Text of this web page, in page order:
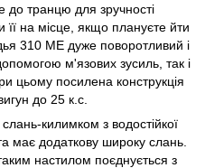
до транцю для зручності
на місце, якщо плануєте йти
310 МЕ дуже поворотливий і
м'язових зусиль, так і
цьому посилена конструкція
до 25 к.с.
килимком з водостійкої
має додаткову широку слань.
настилом поєднується з